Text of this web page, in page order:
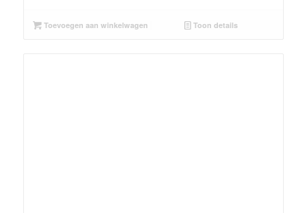
Toevoegen aan winkelwagen Toon details